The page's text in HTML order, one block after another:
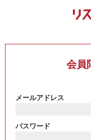
会員
メールアドレス
パスワード